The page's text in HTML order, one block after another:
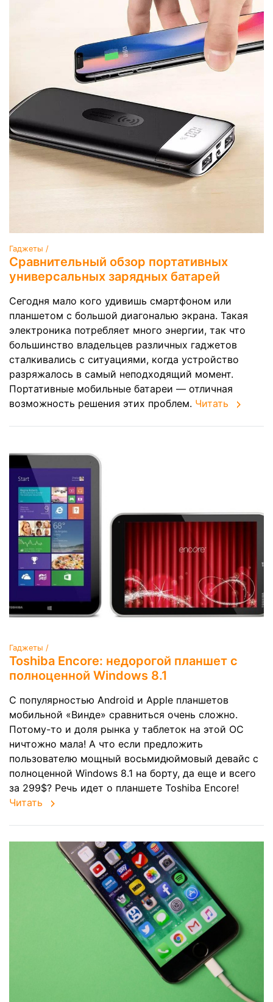
Гаджеты /
Сравнительный обзор портативных
универсальных зарядных батарей
Сегодня мало кого удивишь смартфоном или
планшетом с большой диагональю экрана. Такая
электроника потребляет много энергии, так что
большинство владельцев различных гаджетов
сталкивались с ситуациями, когда устройство
разряжалось в самый неподходящий момент.
Портативные мобильные батареи — отличная
возможность решения этих проблем. Читать
Гаджеты /
Toshiba Encore: недорогой планшет с
полноценной Windows 8.1
C популярностью Android и Apple планшетов
мобильной «Винде» сравниться очень сложно.
Потому-то и доля рынка у таблеток на этой ОС
ничтожно мала! А что если предложить
пользователю мощный восьмидюймовый девайс с
полноценной Windows 8.1 на борту, да еще и всего
за 299$? Речь идет о планшете Toshiba Encore!
Читать